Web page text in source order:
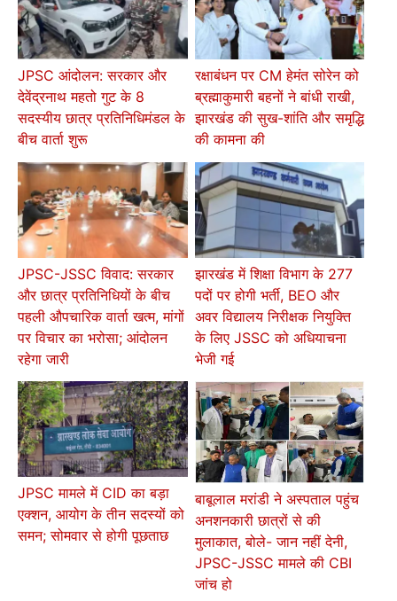
JPSC आंदोलन: सरकार और
देवेंद्रनाथ महतो गुट के 8
सदस्यीय छात्र प्रतिनिधिमंडल के
बीच वार्ता शुरू
रक्षाबंधन पर CM हेमंत सोरेन को
ब्रह्माकुमारी बहनों ने बांधी राखी,
झारखंड की सुख-शांति और समृद्धि
की कामना की
JPSC-JSSC विवाद: सरकार
और छात्र प्रतिनिधियों के बीच
पहली औपचारिक वार्ता खत्म, मांगों
पर विचार का भरोसा; आंदोलन
रहेगा जारी
झारखंड में शिक्षा विभाग के 277
पदों पर होगी भर्ती, BEO और
अवर विद्यालय निरीक्षक नियुक्ति
के लिए JSSC को अधियाचना
भेजी गई
JPSC मामले में CID का बड़ा
एक्शन, आयोग के तीन सदस्यों को
समन; सोमवार से होगी पूछताछ
बाबूलाल मरांडी ने अस्पताल पहुंच
अनशनकारी छात्रों से की
मुलाकात, बोले- जान नहीं देनी,
JPSC-JSSC मामले की CBI
जांच हो